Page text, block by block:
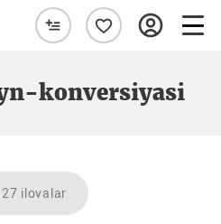
konversiyasi
27 ilovalar